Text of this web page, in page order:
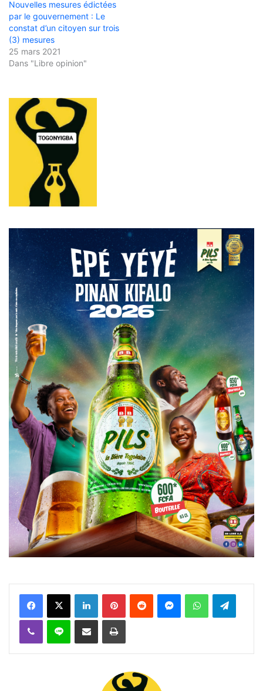
Nouvelles mesures édictées
par le gouvernement : Le
constat d’un citoyen sur trois
(3) mesures
25 mars 2021
Dans "Libre opinion"
FacebookX Linkedin PinterestReddit MessengerWhatsAppTelegram
Viber Ligne Partager par email Imprimer